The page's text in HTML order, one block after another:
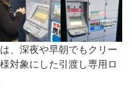
、深夜や早朝でもクリー
対象にした引渡し専用ロ